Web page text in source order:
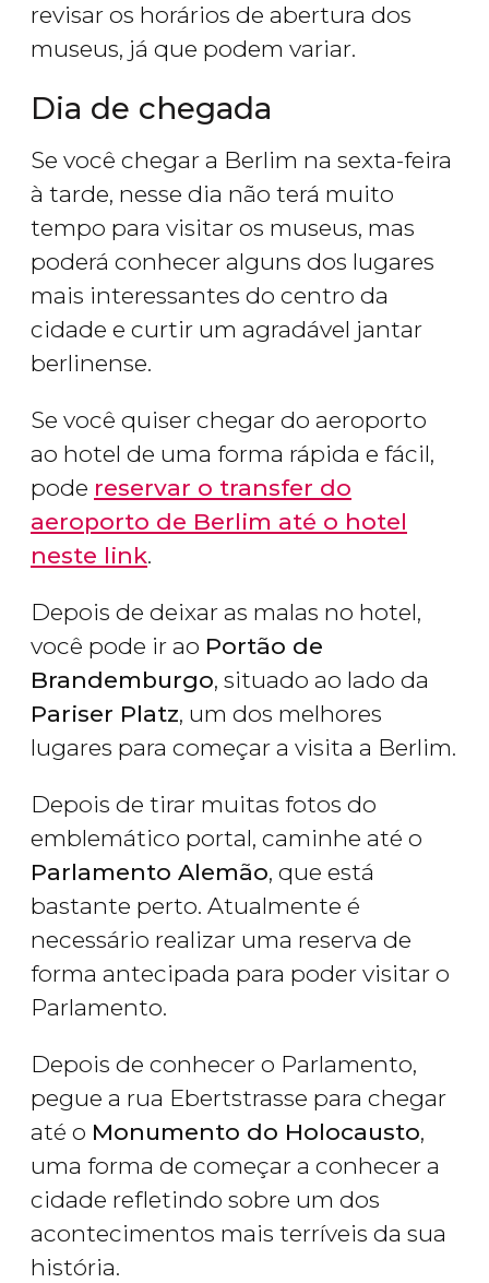
revisar os horários de abertura dos
museus, já que podem variar.
Dia de chegada
Se você chegar a Berlim na sexta-feira
à tarde, nesse dia não terá muito
tempo para visitar os museus, mas
poderá conhecer alguns dos lugares
mais interessantes do centro da
cidade e curtir um agradável jantar
berlinense.
Se você quiser chegar do aeroporto
ao hotel de uma forma rápida e fácil,
pode reservar o transfer do
aeroporto de Berlim até o hotel
neste link.
Depois de deixar as malas no hotel,
você pode ir ao Portão de
Brandemburgo, situado ao lado da
Pariser Platz, um dos melhores
lugares para começar a visita a Berlim.
Depois de tirar muitas fotos do
emblemático portal, caminhe até o
Parlamento Alemão, que está
bastante perto. Atualmente é
necessário realizar uma reserva de
forma antecipada para poder visitar o
Parlamento.
Depois de conhecer o Parlamento,
pegue a rua Ebertstrasse para chegar
até o Monumento do Holocausto,
uma forma de começar a conhecer a
cidade refletindo sobre um dos
acontecimentos mais terríveis da sua
história.